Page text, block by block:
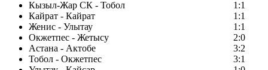
Кызыл-Жар СК - Тобол
1:1
Кайрат - Кайрат
1:1
Женис - Улытау
1:1
Окжетпес - Жетысу
2:0
Астана - Актобе
3:2
Тобол - Окжетпес
3:1